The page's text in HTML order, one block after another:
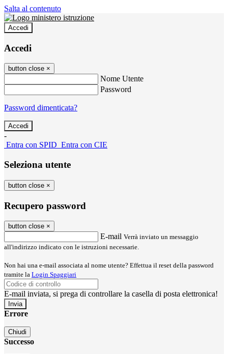
Salta al contenuto
Accedi
Accedi
button close ×
Nome Utente
Password
Password dimenticata?
-
Entra con SPID Entra con CIE
Seleziona utente
button close ×
Recupero password
button close ×
E-mail Verrà inviato un messaggio
all'indirizzo indicato con le istruzioni necessarie.
Non hai una e-mail associata al nome utente? Effettua il reset della password
tramite la Login Spaggiari
E-mail inviata, si prega di controllare la casella di posta elettronica!
Errore
Chiudi
Successo